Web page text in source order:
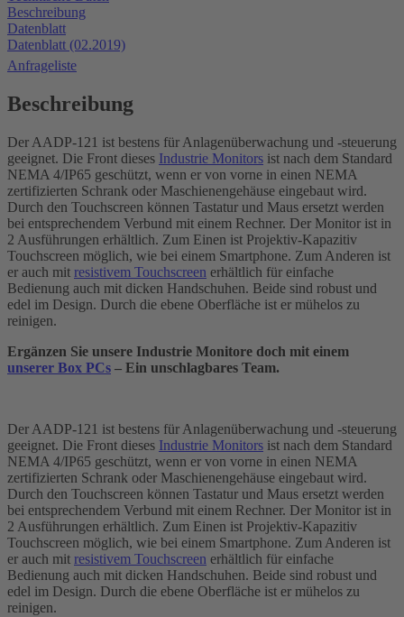
Beschreibung
Datenblatt
Datenblatt (02.2019)
Anfrageliste
Beschreibung
Der AADP-121 ist bestens für Anlagenüberwachung und -steuerung
geeignet. Die Front dieses Industrie Monitors ist nach dem Standard
NEMA 4/IP65 geschützt, wenn er von vorne in einen NEMA
zertifizierten Schrank oder Maschienengehäuse eingebaut wird.
Durch den Touchscreen können Tastatur und Maus ersetzt werden
bei entsprechendem Verbund mit einem Rechner. Der Monitor ist in
2 Ausführungen erhältlich. Zum Einen ist Projektiv-Kapazitiv
Touchscreen möglich, wie bei einem Smartphone. Zum Anderen ist
er auch mit resistivem Touchscreen erhältlich für einfache
Bedienung auch mit dicken Handschuhen. Beide sind robust und
edel im Design. Durch die ebene Oberfläche ist er mühelos zu
reinigen.
Ergänzen Sie unsere Industrie Monitore doch mit einem
unserer Box PCs – Ein unschlagbares Team.
Der AADP-121 ist bestens für Anlagenüberwachung und -steuerung
geeignet. Die Front dieses Industrie Monitors ist nach dem Standard
NEMA 4/IP65 geschützt, wenn er von vorne in einen NEMA
zertifizierten Schrank oder Maschienengehäuse eingebaut wird.
Durch den Touchscreen können Tastatur und Maus ersetzt werden
bei entsprechendem Verbund mit einem Rechner. Der Monitor ist in
2 Ausführungen erhältlich. Zum Einen ist Projektiv-Kapazitiv
Touchscreen möglich, wie bei einem Smartphone. Zum Anderen ist
er auch mit resistivem Touchscreen erhältlich für einfache
Bedienung auch mit dicken Handschuhen. Beide sind robust und
edel im Design. Durch die ebene Oberfläche ist er mühelos zu
reinigen.